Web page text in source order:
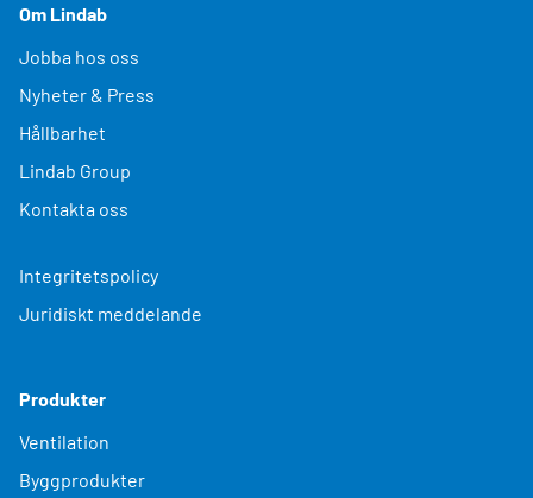
Om Lindab
Jobba hos oss
Nyheter & Press
Hållbarhet
Lindab Group
Kontakta oss
Integritetspolicy
Juridiskt meddelande
Produkter
Ventilation
Byggprodukter